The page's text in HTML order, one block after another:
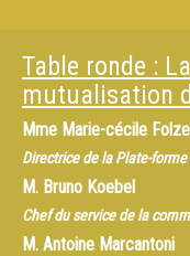
Table ronde :
mutualisation
Mme Marie-cécile
Directrice de la Plate-forme
M. Bruno Koebel
Chef du service de la
M. Antoine Marcantoni